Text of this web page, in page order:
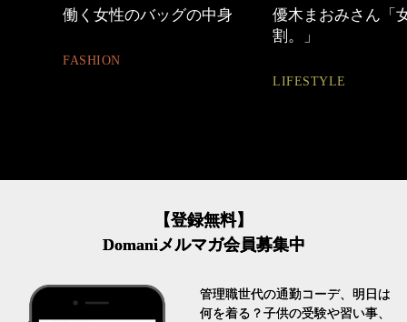
優木まおみさん「女の時間
40代の小顔メイク
【登録無料】
Domaniメルマガ会員募集中
管理職世代の通勤コーデ、明日は
何を着る？子供の受験や習い事、